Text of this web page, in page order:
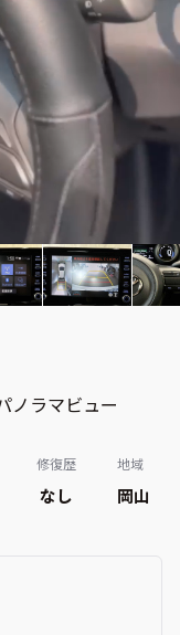
ラマビュー
修復歴
なし
地域
岡山